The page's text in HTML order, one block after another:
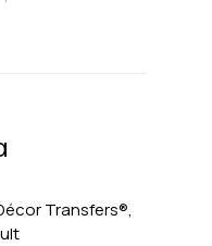
Transfers®,